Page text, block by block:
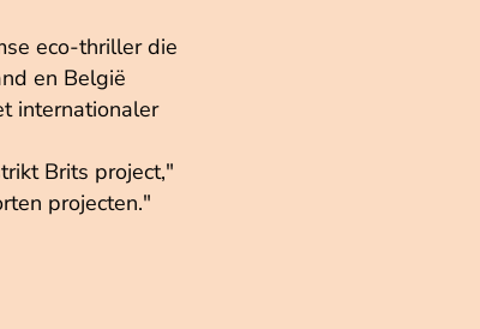
eco-thriller die
en België
internationaler
Brits project,"
projecten."